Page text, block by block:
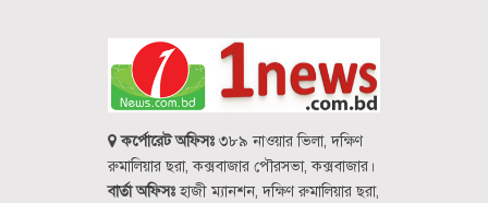
কর্পোরেট অফিসঃ৩৮৯ নাওয়ার ভিলা, দক্ষিণ
রুমালিয়ার ছরা, কক্সবাজার পৌরসভা, কক্সবাজার।
বার্তা অফিসঃহাজী ম্যানশন, দক্ষিণ রুমালিয়ার ছরা,